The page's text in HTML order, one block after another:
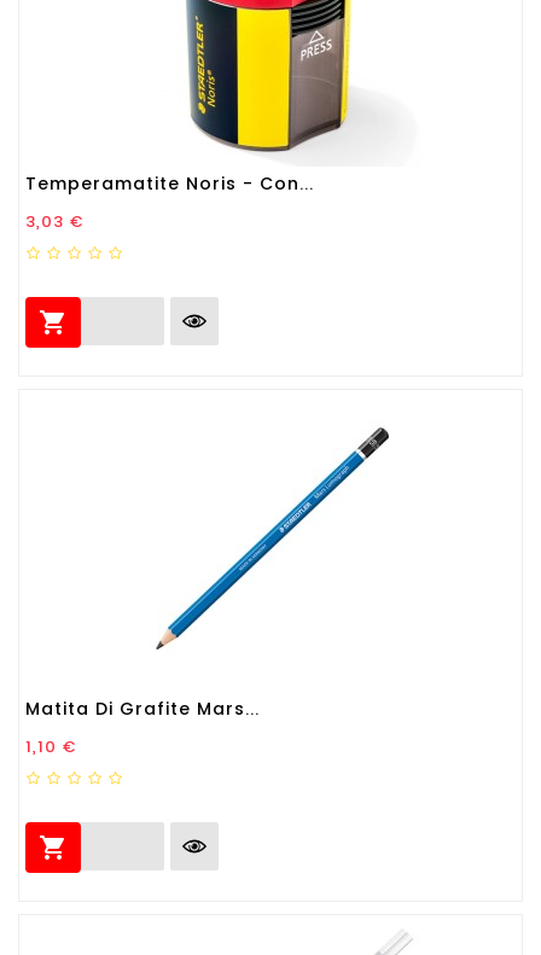
Temperamatite Noris - Con...
Prezzo
3,03 €

Matita Di Grafite Mars...
Prezzo
1,10 €
